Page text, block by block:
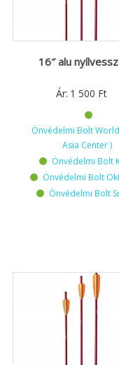
16″ alu
Ár: 1 500 Ft
Önvédelmi Bolt
Asia Center )
Önvédelmi Bolt
Önvédelmi Bolt
Önvédelmi Bolt